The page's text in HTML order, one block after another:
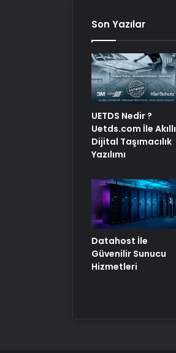
Son Yazılar
UETDS Nedir ?
Uetds.com İle Akıllı
Dijital Taşımacılık
Yazılımı
Datahost İle
Güvenilir Sunucu
Hizmetleri